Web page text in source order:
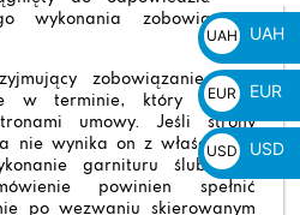
wykonania zobowiązania
zobowiązanie musi
w terminie, który wynika
umowy. Jeśli strony
nie wynika on z właściwości
garnituru ślubnego),
powinien spełnić
po wezwaniu skierowanym
zł
UAH
₴
UAH
EUR
€
EUR
USD
$
USD